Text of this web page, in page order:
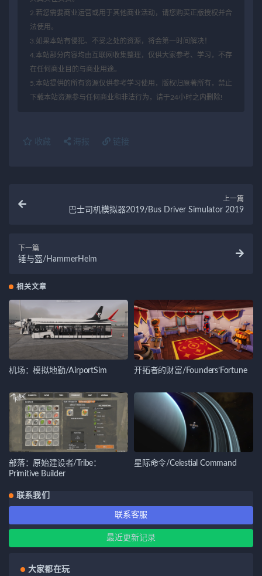
2.若您需要商业运营或用于其他商业活动，请您购买正版授权并合
法使用。
3.如果本站有侵犯、不妥之处的资源，将会第一时间解决！
4.本站部分内容均由互联网收集整理，仅供大家参考、学习，不存
在任何商业目的与商业用途。
5.本站提供的所有资源仅供参考学习使用，版权归原著所有，禁止
下载本站资源参与任何商业和非法行为，请于24小时之内删除!
收藏 海报 链接
上一篇
巴士司机模拟器2019/Bus Driver Simulator 2019
下一篇
锤与盔/HammerHelm
相关文章
机场：模拟地勤/AirportSim 开拓者的财富/Founders’Fortune
部落：原始建设者/Tribe：
Primitive Builder
星际命令/Celestial Command
联系我们
联系客服
最近更新记录
大家都在玩